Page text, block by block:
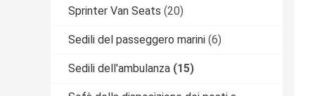
Sprinter Van Seats (20)
Sedili del passeggero marini (6)
Sedili dell'ambulanza (15)